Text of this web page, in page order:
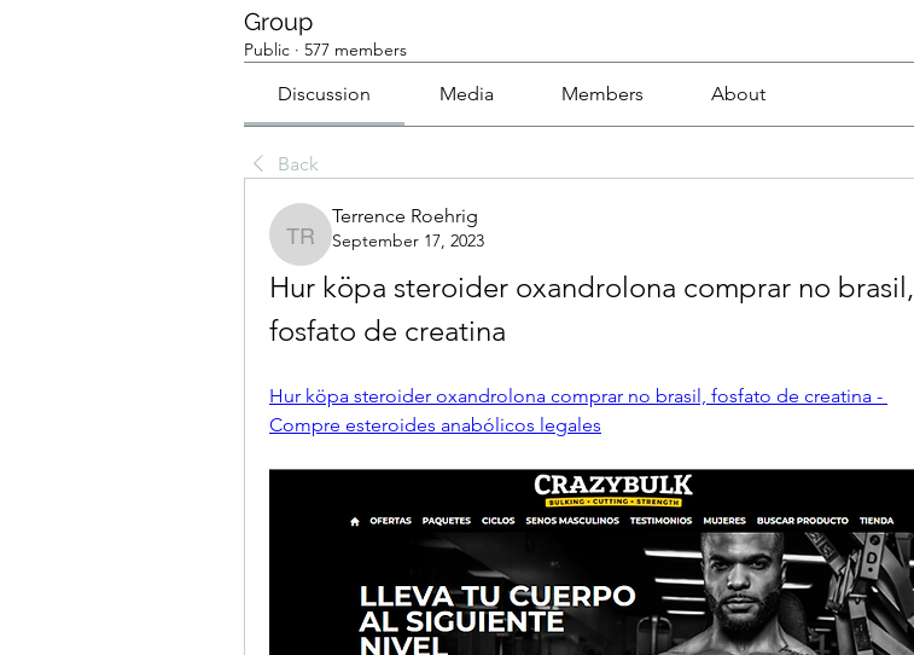
Group
Public · 577 members
Discussion Media Members About
Back
Terrence Roehrig
Terrence Roehrig
September 17, 2023
Hur köpa steroider oxandrolona comprar no brasil,
fosfato de creatina
Hur köpa steroider oxandrolona comprar no brasil, fosfato de creatina -
Compre esteroides anabólicos legales